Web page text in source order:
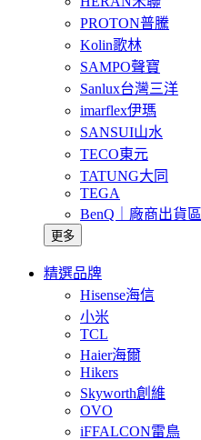
PROTON普騰
Kolin歌林
SAMPO聲寶
Sanlux台灣三洋
imarflex伊瑪
SANSUI山水
TECO東元
TATUNG大同
TEGA
BenQ｜廠商出貨區
更多
精選品牌
Hisense海信
小米
TCL
Haier海爾
Hikers
Skyworth創維
OVO
iFFALCON雷鳥